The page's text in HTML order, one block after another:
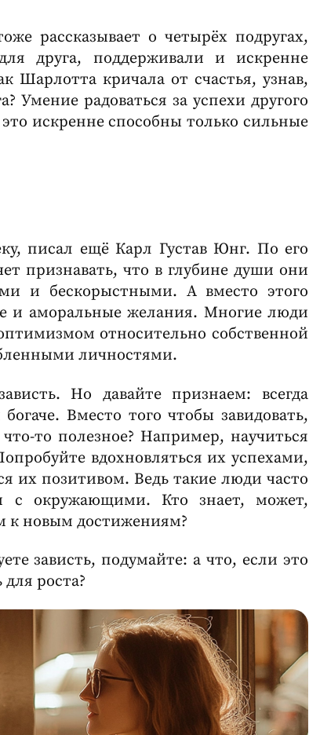
рассказывает о четырёх подругах,
друга, поддерживали и искренне
Шарлотта кричала от счастья, узнав,
Умение радоваться за успехи другого
искренне способны только сильные
писал ещё Карл Густав Юнг. По его
признавать, что в глубине души они
и бескорыстными. А вместо этого
и аморальные желания. Многие люди
относительно собственной
личностями.
Но давайте признаем: всегда
Вместо того чтобы завидовать,
то полезное? Например, научиться
вдохновляться их успехами,
их позитивом. Ведь такие люди часто
с окружающими. Кто знает, может,
к новым достижениям?
зависть, подумайте: а что, если это
роста?